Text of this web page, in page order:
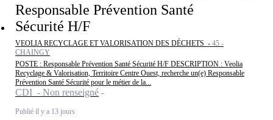
Responsable Prévention Santé
Sécurité H/F
VEOLIA RECYCLAGE ET VALORISATION DES DÉCHETS - 45 -
CHAINGY
POSTE : Responsable Prévention Santé Sécurité H/F DESCRIPTION : Veolia
Recyclage & Valorisation, Territoire Centre Ouest, recherche un(e) Responsable
Prévention Santé Sécurité pour le métier de la...
CDI - Non renseigné
Publié il y a 13 jours